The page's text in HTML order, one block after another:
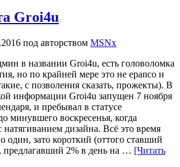
Groi4u
под авторством MSNx
в названии Groi4u, есть головоломка
но по крайней мере это не epanco и
с позволения сказать, прожекты). В
информации Groi4u запущен 7 ноября
и пребывал в статусе
минувшего воскресенья, когда
дизайна. Всё это время
один, зато короткий (оттого ставший
предлагавший 2% в день на … [Читать